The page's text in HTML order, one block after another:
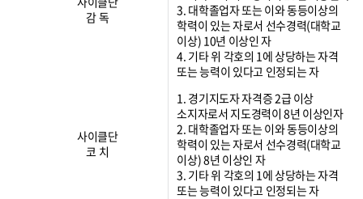
감 독
3. 대학졸업자 또는 이와 동등이상의
학력이 있는 자로서 선수경력(대학교
이상) 10년 이상인 자
4. 기타 위 각호의 1에 상당하는 자격
또는 능력이 있다고 인정되는 자
사이클단
코 치
1. 경기지도자 자격증 2급 이상
소지자로서 지도경력이 8년 이상인자
2. 대학졸업자 또는 이와 동등이상의
학력이 있는 자로서 선수경력(대학교
이상) 8년 이상인 자
3. 기타 위 각호의 1에 상당하는 자격
또는 능력이 있다고 인정되는 자